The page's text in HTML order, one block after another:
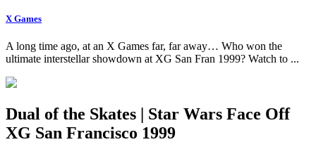
X Games
A long time ago, at an X Games far, far away… Who won the
ultimate interstellar showdown at XG San Fran 1999? Watch to ...
Dual of the Skates | Star Wars Face Off
XG San Francisco 1999